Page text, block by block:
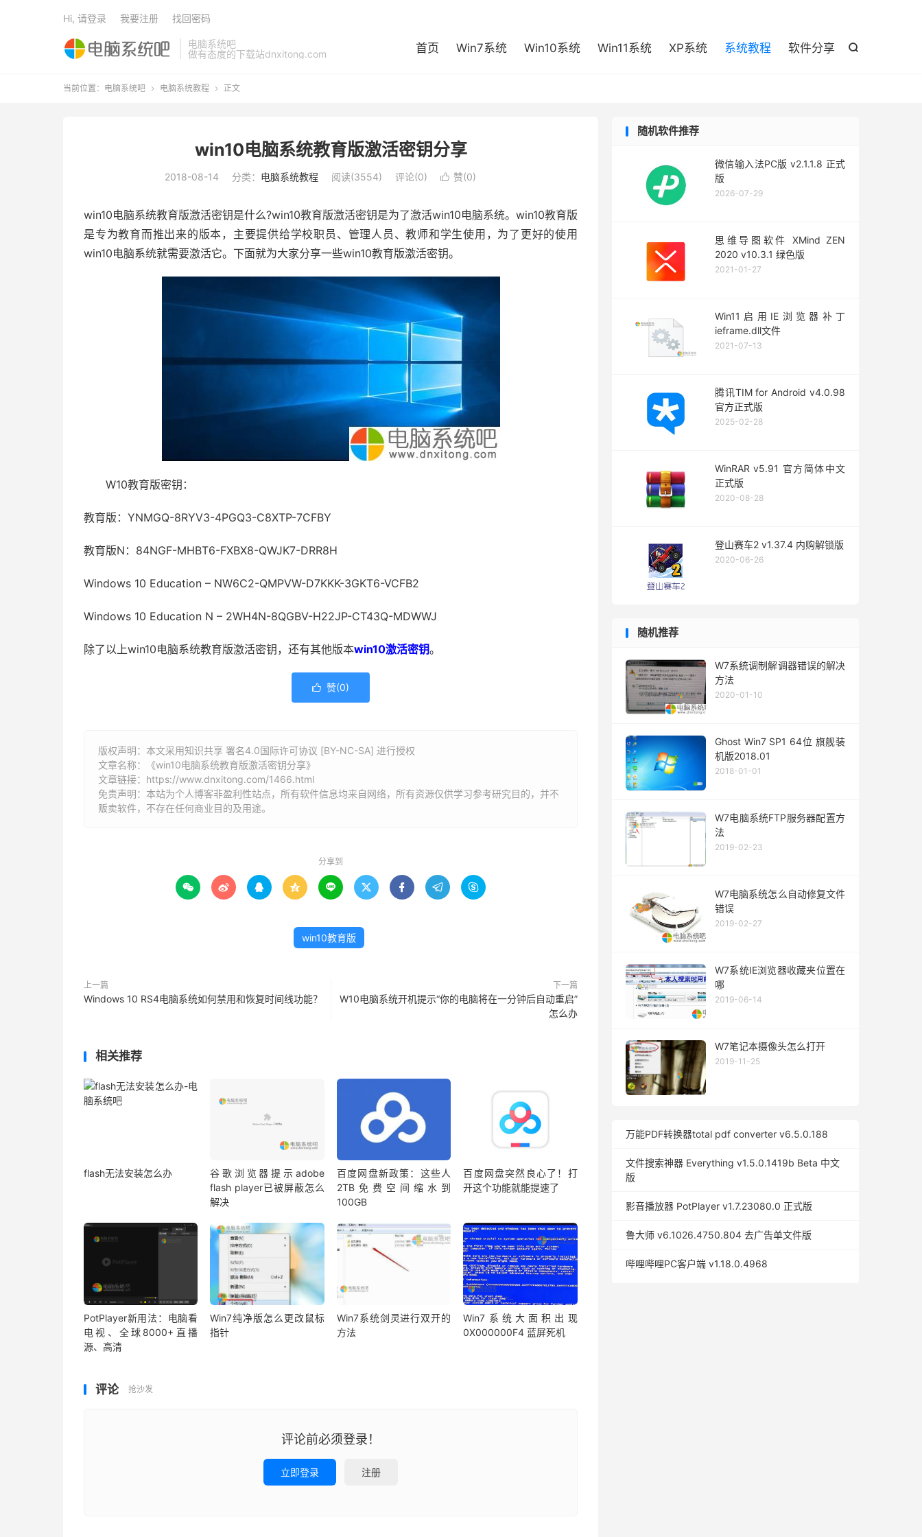
电脑系统吧
做有态度的下载站dnxitong.com

首页 Win7系统 Win10系统 Win11系统 XP系统 系统教程 软件分享
Hi, 请登录 我要注册 找回密码
当前位置： 电脑系统吧  电脑系统教程  正文
win10电脑系统教育版激活密钥分享
2018-08-14 分类： 电脑系统教程 阅读(3554) 评论(0)  赞(0)
win10电脑系统教育版激活密钥是什么?win10教育版激活密钥是为了激活win10电脑系统。win10教育版
是专为教育而推出来的版本，主要提供给学校职员、管理人员、教师和学生使用，为了更好的使用
win10电脑系统就需要激活它。下面就为大家分享一些win10教育版激活密钥。
W10教育版密钥：
教育版：YNMGQ-8RYV3-4PGQ3-C8XTP-7CFBY
教育版N：84NGF-MHBT6-FXBX8-QWJK7-DRR8H
Windows 10 Education – NW6C2-QMPVW-D7KKK-3GKT6-VCFB2
Windows 10 Education N – 2WH4N-8QGBV-H22JP-CT43Q-MDWWJ
除了以上win10电脑系统教育版激活密钥，还有其他版本win10激活密钥。
 赞(0)
版权声明：本文采用知识共享 署名4.0国际许可协议 [BY-NC-SA] 进行授权
文章名称：《win10电脑系统教育版激活密钥分享》
文章链接： https://www.dnxitong.com/1466.html
免责声明：本站为个人博客非盈利性站点，所有软件信息均来自网络，所有资源仅供学习参考研究目的，并不
贩卖软件，不存在任何商业目的及用途。
分享到
        
win10教育版
上一篇
Windows 10 RS4电脑系统如何禁用和恢复时间线功能？
下一篇
W10电脑系统开机提示“你的电脑将在一分钟后自动重启”
怎么办
相关推荐
flash无法安装怎么办
谷歌浏览器提示adobe
flash player已被屏蔽怎么
解决
百度网盘新政策：这些人
2TB免费空间缩水到
100GB
百度网盘突然良心了！打
开这个功能就能提速了
PotPlayer新用法：电脑看
电视、全球8000+直播
源、高清
Win7纯净版怎么更改鼠标
指针
Win7系统剑灵进行双开的
方法
Win7系统大面积出现
0X000000F4 蓝屏死机
评论 抢沙发
评论前必须登录！
立即登录 注册
随机软件推荐
微信输入法PC版 v2.1.1.8 正式
版
2026-07-29
思维导图软件 XMind ZEN
2020 v10.3.1 绿色版
2021-01-27
Win11启用IE浏览器补丁
ieframe.dll文件
2021-07-13
腾讯TIM for Android v4.0.98
官方正式版
2025-02-28
WinRAR v5.91 官方简体中文
正式版
2020-08-28
登山赛车2 v1.37.4 内购解锁版
2020-06-26
随机推荐
W7系统调制解调器错误的解决
方法
2020-01-10
Ghost Win7 SP1 64位 旗舰装
机版2018.01
2018-01-01
W7电脑系统FTP服务器配置方
法
2019-02-23
W7电脑系统怎么自动修复文件
错误
2019-02-27
W7系统IE浏览器收藏夹位置在
哪
2019-06-14
W7笔记本摄像头怎么打开
2019-11-25
万能PDF转换器total pdf converter v6.5.0.188
文件搜索神器 Everything v1.5.0.1419b Beta 中文
版
影音播放器 PotPlayer v1.7.23080.0 正式版
鲁大师 v6.1026.4750.804 去广告单文件版
哔哩哔哩PC客户端 v1.18.0.4968